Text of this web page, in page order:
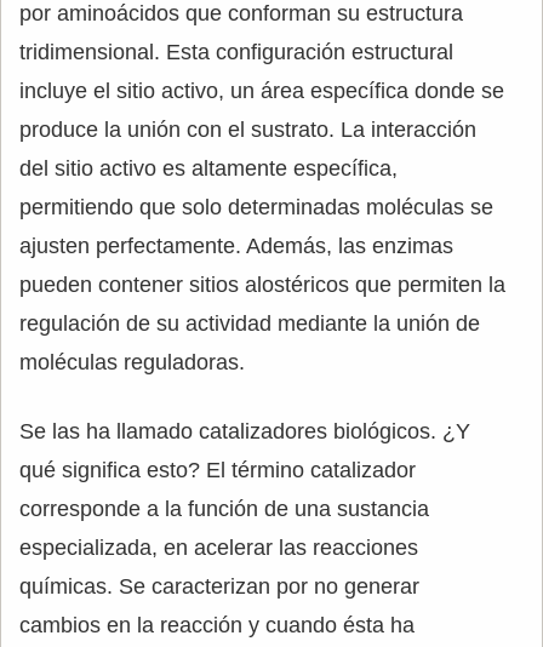
por aminoácidos que conforman su estructura
tridimensional. Esta configuración estructural
incluye el sitio activo, un área específica donde se
produce la unión con el sustrato. La interacción
del sitio activo es altamente específica,
permitiendo que solo determinadas moléculas se
ajusten perfectamente. Además, las enzimas
pueden contener sitios alostéricos que permiten la
regulación de su actividad mediante la unión de
moléculas reguladoras.
Se las ha llamado catalizadores biológicos. ¿Y
qué significa esto? El término catalizador
corresponde a la función de una sustancia
especializada, en acelerar las reacciones
químicas. Se caracterizan por no generar
cambios en la reacción y cuando ésta ha